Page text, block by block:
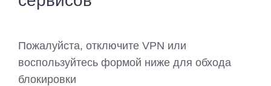
Пожалуйста, отключите VPN или
воспользуйтесь формой ниже для обхода
блокировки